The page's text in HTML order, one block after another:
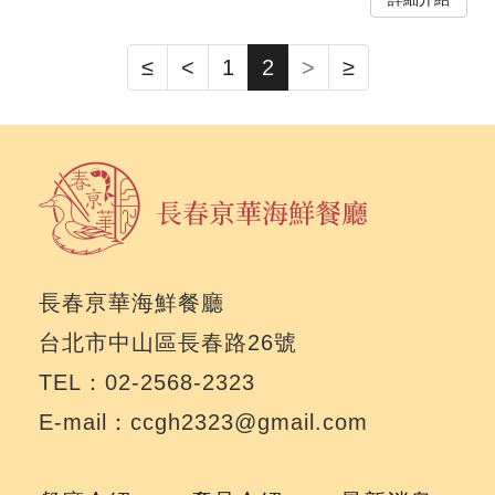
≤ < 1 2 > ≥
長春亰華海鮮餐廳
台北市中山區長春路26號
TEL：02-2568-2323
E-mail：ccgh2323@gmail.com